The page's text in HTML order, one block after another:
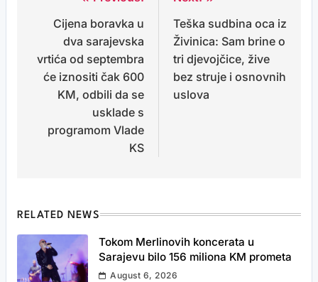
navigation
Cijena boravka u
dva sarajevska
vrtića od septembra
će iznositi čak 600
KM, odbili da se
usklade s
programom Vlade
KS
Teška sudbina oca iz
Živinica: Sam brine o
tri djevojčice, žive
bez struje i osnovnih
uslova
RELATED NEWS
Tokom Merlinovih koncerata u
Sarajevu bilo 156 miliona KM prometa
August 6, 2026